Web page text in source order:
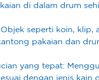
di dalam drum
seperti koin,
pakaian dan
yang tepat:
dengan jenis kain